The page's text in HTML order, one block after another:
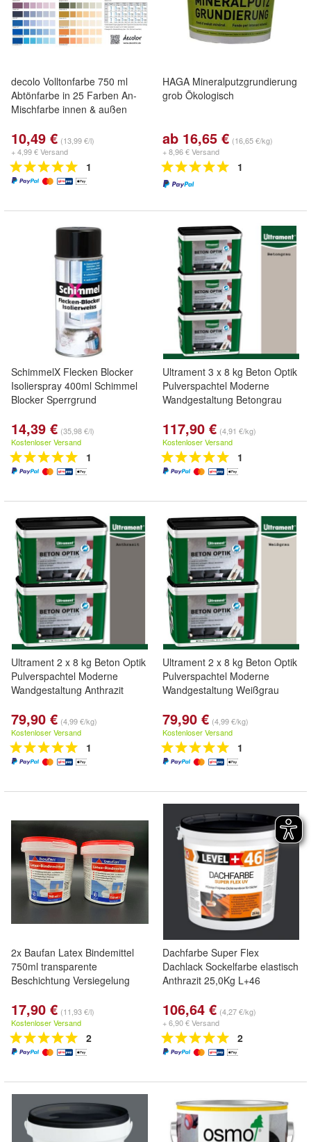
decolo Volltonfarbe 750 ml
Abtönfarbe in 25 Farben An-
Mischfarbe innen & außen
10,49 € (13,99 €/l)
+ 4,99 € Versand
1
HAGA Mineralputzgrundierung
grob Ökologisch
ab 16,65 € (16,65 €/kg)
+ 8,96 € Versand
1
SchimmelX Flecken Blocker
Isolierspray 400ml Schimmel
Blocker Sperrgrund
14,39 € (35,98 €/l)
Kostenloser Versand
1
Ultrament 3 x 8 kg Beton Optik
Pulverspachtel Moderne
Wandgestaltung Betongrau
117,90 € (4,91 €/kg)
Kostenloser Versand
1
Ultrament 2 x 8 kg Beton Optik
Pulverspachtel Moderne
Wandgestaltung Anthrazit
79,90 € (4,99 €/kg)
Kostenloser Versand
1
Ultrament 2 x 8 kg Beton Optik
Pulverspachtel Moderne
Wandgestaltung Weißgrau
79,90 € (4,99 €/kg)
Kostenloser Versand
1
2x Baufan Latex Bindemittel
750ml transparente
Beschichtung Versiegelung
17,90 € (11,93 €/l)
Kostenloser Versand
2
Dachfarbe Super Flex
Dachlack Sockelfarbe elastisch
Anthrazit 25,0Kg L+46
106,64 € (4,27 €/kg)
+ 6,90 € Versand
2